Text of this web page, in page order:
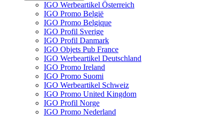
IGO Werbeartikel Österreich
IGO Promo België
IGO Promo Belgique
IGO Profil Sverige
IGO Profil Danmark
IGO Objets Pub France
IGO Werbeartikel Deutschland
IGO Promo Ireland
IGO Promo Suomi
IGO Werbeartikel Schweiz
IGO Promo United Kingdom
IGO Profil Norge
IGO Promo Nederland